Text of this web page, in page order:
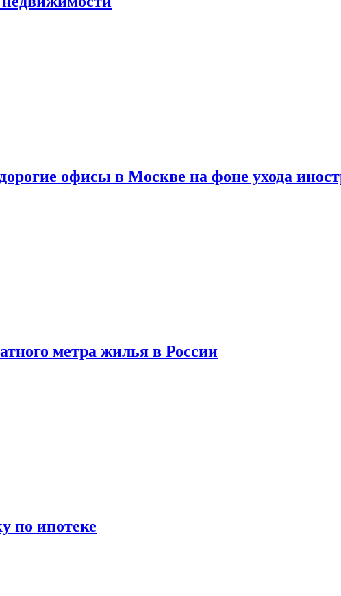
офисы в Москве на фоне ухода
метра жилья в России
по ипотеке